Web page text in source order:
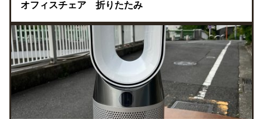
オフィスチェア 折りたたみ